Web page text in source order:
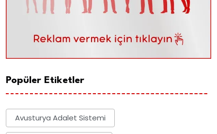
Popüler Etiketler
Avusturya Adalet Sistemi